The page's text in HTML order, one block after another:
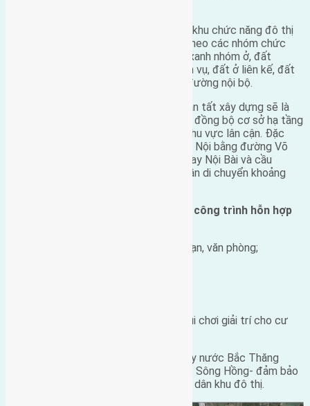
Khu vực nghiên cứu quy hoạch chi tiết khu chức năng đô thị
xã Nam Hồng, được phân bổ quỹ đất theo các nhóm chức
năng sau: Đất cây xanh khu ở, đất cây xanh nhóm ở, đất
đường giao thông, đất hỗ hợp, đất dịch vụ, đất ở liên kế, đất
biệt thự, đất bãi đỗ xe tập trung, đất đường nội bộ.
Khu đô thị Nam Hồng Đông Anh khi hoàn tất xây dựng sẽ là
KĐT mới với đầy đủ các tiện ích. Được đồng bộ cơ sở hạ tầng
và kết nối hạ tầng giao thông với các khu vực lân cận. Đặc
biệt được kết nối với khu trung tâm Hà Nội bằng đường Võ
Văn Kiệt. Tuyến đường nối thẳng sân bay Nội Bài và cầu
Thăng Long. Từ cầu Thăng Long chỉ cần di chuyển khoảng
Trong khu đô thị sẽ được bố trí các công trình hỗn hợp
Trung tâm dịch vụ thương mại, khách sạn, văn phòng;
Khuôn viên cây xanh, hồ nước và khu vui chơi giải trí cho cư
Nguồn nước sạch được cấp từ nhà máy nước Bắc Thăng
Long; Vân Trì và nhà nhà máy nước Bắc Sông Hồng- đảm bảo
nguồn nước sinh hoạt thiết yếu cho cư dân khu đô thị.